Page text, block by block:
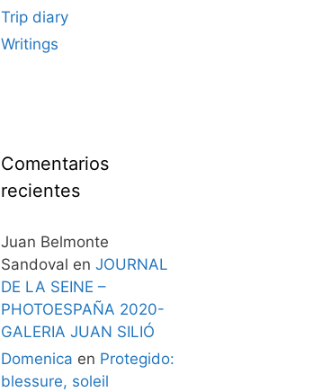
Trip diary
Writings
Comentarios
recientes
Juan Belmonte
Sandoval en JOURNAL
DE LA SEINE –
PHOTOESPAÑA 2020-
GALERIA JUAN SILIÓ
Domenica en Protegido:
blessure, soleil